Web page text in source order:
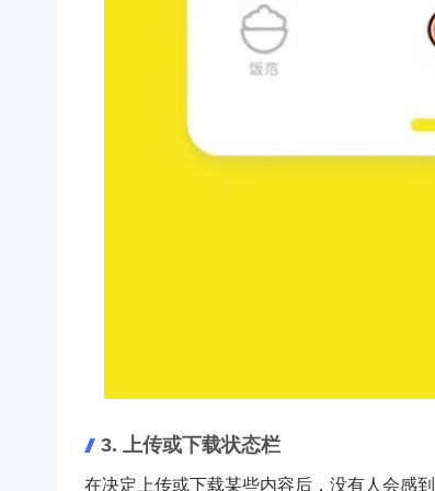
3. 上传或下载状态栏
在决定上传或下载某些内容后，没有人会感